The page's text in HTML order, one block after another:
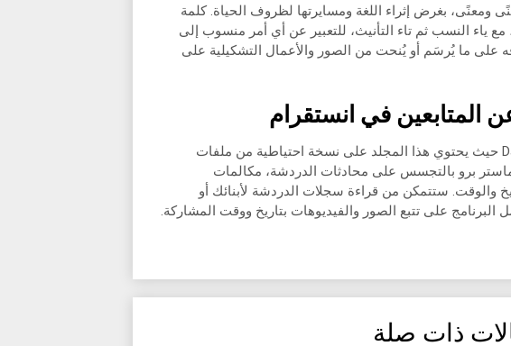
ومعنًى، بغرض إثراء اللغة ومسايرتها لظروف الحياة. كلمة
ياء النسب ثم تاء التأنيث، للتعبير عن أي أمر منسوب إلى
على ما يُرسَم أو يُنحت من الصور والأعمال التشكيلية على
المتابعين في انستقرام
• اضغط على مجلد (قاعدة البيانات) Database حيث يحتوي هذا المجلد على نسخة احتياطية من ملفات
برو بالتجسس على محادثات الدردشة، مكالمات
والوقت. ستتمكن من قراءة سجلات الدردشة لأبنائك أو
البرنامج على تتبع الصور والفيديوهات بتاريخ ووقت المشاركة.
ذات صلة